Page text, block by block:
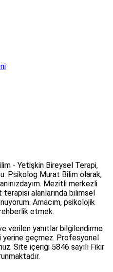
- Yetişkin Bireysel Terapi,
Psikolog Murat Bilim olarak,
Mezitli merkezli
alanlarında bilimsel
Amacım, psikolojik
etmek.
verilen yanıtlar bilgilendirme
yerine geçmez. Profesyonel
Site içeriği 5846 sayılı Fikir